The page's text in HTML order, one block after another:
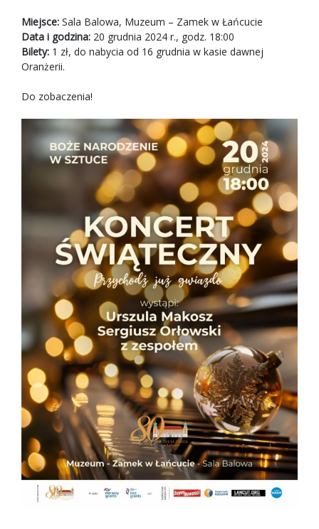
Miejsce: Sala Balowa, Muzeum – Zamek w Łańcucie
Data i godzina: 20 grudnia 2024 r., godz. 18:00
Bilety: 1 zł, do nabycia od 16 grudnia w kasie dawnej
Oranżerii.
Do zobaczenia!